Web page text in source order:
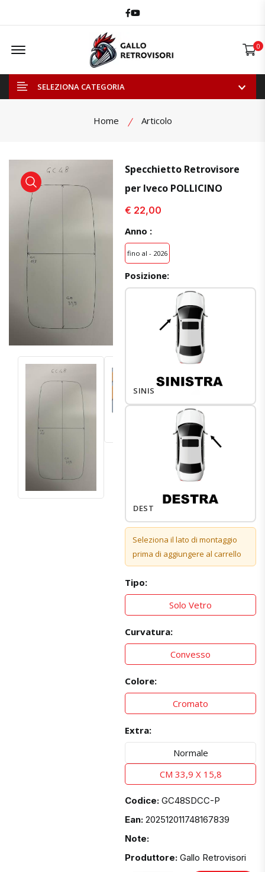
Facebook
Youtube
Offcanvas Menu Open 0
SELEZIONA CATEGORIA
Home Articolo
visualizza prodotto visualizza prodotto
Specchietto Retrovisore
per Iveco POLLICINO
€ 22,00
Anno :
fino al - 2026
Posizione:
SINISTRO
DESTRO
Seleziona il lato di montaggio
prima di aggiungere al carrello
Tipo:
Solo Vetro
Curvatura:
Convesso
Colore:
Cromato
Extra:
Normale
CM 33,9 X 15,8
Codice: GC48SDCC-P
Ean: 202512011748167839
Note:
Produttore: Gallo Retrovisori